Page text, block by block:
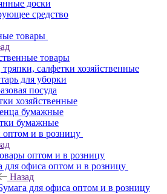
доски
средство
товары
товары
тряпки, салфетки хозяйственные
для уборки
посуда
хозяйственные
бумажные
бумажные
и в розницу
оптом и в розницу
для офиса оптом и в розницу
Назад
для офиса оптом и в розницу